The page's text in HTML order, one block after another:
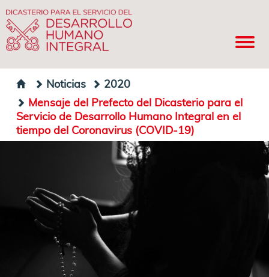
Noticias
2020
Mensaje del Prefecto del Dicasterio para el
Servicio de Desarrollo Humano Integral en el
tiempo del Coronavirus (COVID-19)